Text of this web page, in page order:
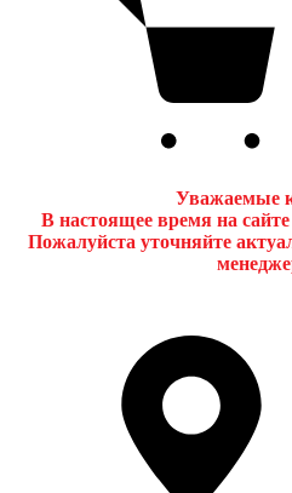
Уважаемые
В настоящее время на
Пожалуйста уточняйте